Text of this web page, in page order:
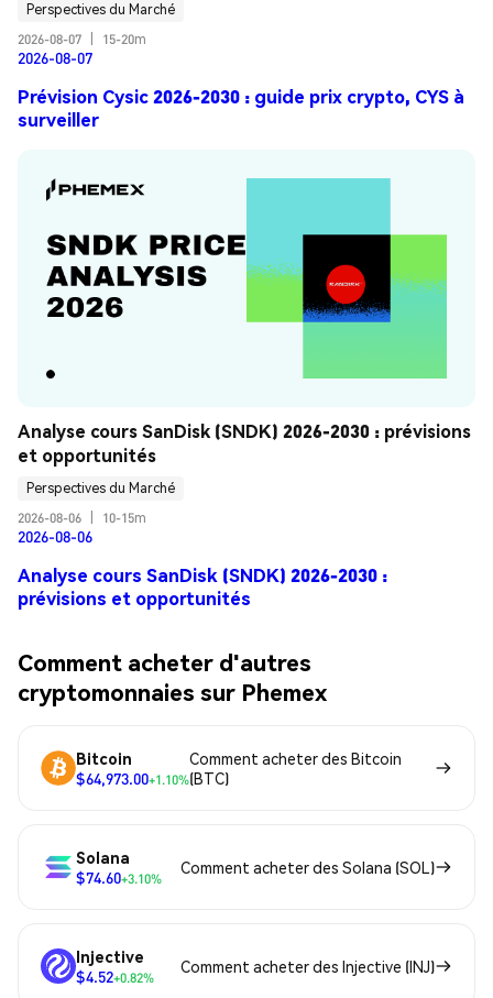
Perspectives du Marché
2026-08-07
15-20m
2026-08-07
Prévision Cysic 2026-2030 : guide prix crypto, CYS à
surveiller
Analyse cours SanDisk (SNDK) 2026-2030 : prévisions
et opportunités
Perspectives du Marché
2026-08-06
10-15m
2026-08-06
Analyse cours SanDisk (SNDK) 2026-2030 :
prévisions et opportunités
Comment acheter d'autres
cryptomonnaies sur Phemex
Bitcoin
$64,973.00+1.10%
Comment acheter des Bitcoin
(BTC)
Solana
$74.60+3.10%
Comment acheter des Solana (SOL)
Injective
$4.52+0.82%
Comment acheter des Injective (INJ)